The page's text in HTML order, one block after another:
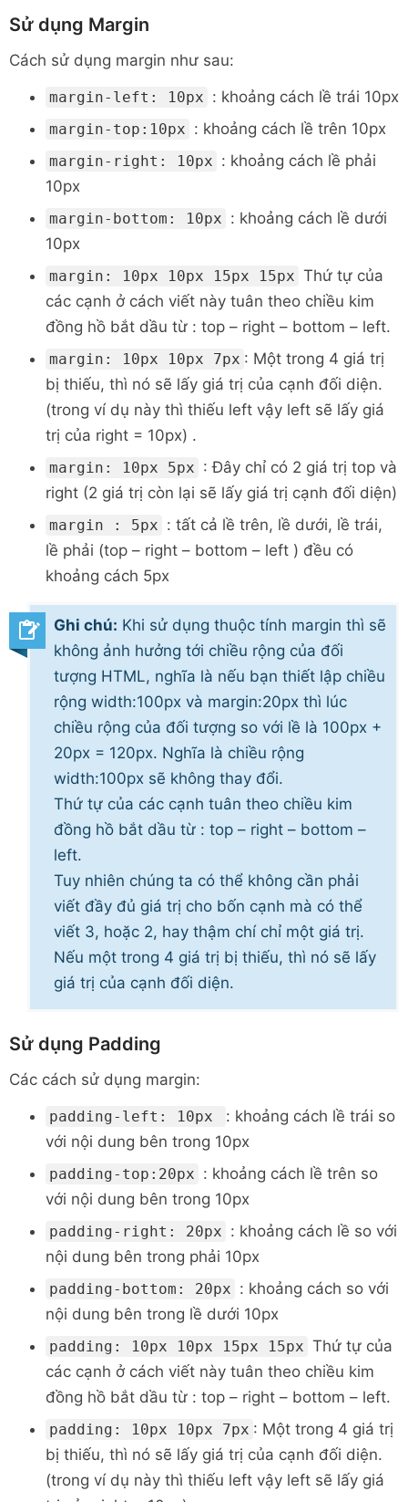
Sử dụng Margin
Cách sử dụng margin như sau:
margin-left: 10px : khoảng cách lề trái 10px
margin-top:10px : khoảng cách lề trên 10px
margin-right: 10px : khoảng cách lề phải
10px
margin-bottom: 10px : khoảng cách lề dưới
10px
margin: 10px 10px 15px 15px Thứ tự của
các cạnh ở cách viết này tuân theo chiều kim
đồng hồ bắt dầu từ : top – right – bottom – left.
margin: 10px 10px 7px : Một trong 4 giá trị
bị thiếu, thì nó sẽ lấy giá trị của cạnh đối diện.
(trong ví dụ này thì thiếu left vậy left sẽ lấy giá
trị của right = 10px) .
margin: 10px 5px : Đây chỉ có 2 giá trị top và
right (2 giá trị còn lại sẽ lấy giá trị cạnh đối diện)
margin : 5px : tất cả lề trên, lề dưới, lề trái,
lề phải (top – right – bottom – left ) đều có
khoảng cách 5px
Ghi chú: Khi sử dụng thuộc tính margin thì sẽ
không ảnh hưởng tới chiều rộng của đối
tượng HTML, nghĩa là nếu bạn thiết lập chiều
rộng width:100px và margin:20px thì lúc
chiều rộng của đối tượng so với lề là 100px +
20px = 120px. Nghĩa là chiều rộng
width:100px sẽ không thay đổi.
Thứ tự của các cạnh tuân theo chiều kim
đồng hồ bắt dầu từ : top – right – bottom –
left.
Tuy nhiên chúng ta có thể không cần phải
viết đầy đủ giá trị cho bốn cạnh mà có thể
viết 3, hoặc 2, hay thậm chí chỉ một giá trị.
Nếu một trong 4 giá trị bị thiếu, thì nó sẽ lấy
giá trị của cạnh đối diện.
Sử dụng Padding
Các cách sử dụng margin:
padding-left: 10px
: khoảng cách lề trái so
với nội dung bên trong 10px
padding-top:20px : khoảng cách lề trên so
với nội dung bên trong 10px
padding-right: 20px : khoảng cách lề so với
nội dung bên trong phải 10px
padding-bottom: 20px : khoảng cách so với
nội dung bên trong lề dưới 10px
padding: 10px 10px 15px 15px Thứ tự của
các cạnh ở cách viết này tuân theo chiều kim
đồng hồ bắt dầu từ : top – right – bottom – left.
padding: 10px 10px 7px : Một trong 4 giá trị
bị thiếu, thì nó sẽ lấy giá trị của cạnh đối diện.
(trong ví dụ này thì thiếu left vậy left sẽ lấy giá